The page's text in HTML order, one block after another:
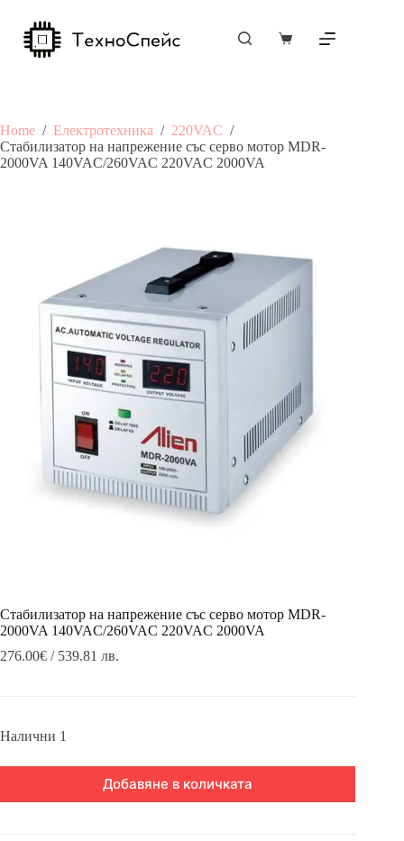
content
Shopping
Home / Електротехника / 220VAC /
Стабилизатор на напрежение със серво мотор MDR-
2000VA 140VAC/260VAC 220VAC 2000VA
Стабилизатор на напрежение със серво мотор MDR-
2000VA 140VAC/260VAC 220VAC 2000VA
276.00€ / 539.81 лв.
Налични 1
Добавяне в количката